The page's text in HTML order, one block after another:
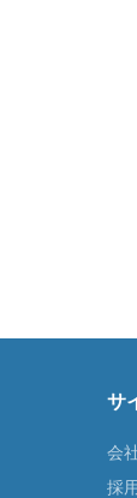
サ
会
採